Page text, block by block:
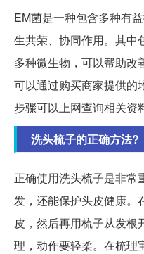
EM菌是一种包含多种有
生共荣、协同作用。其中
多种微生物，可以帮助改
可以通过购买商家提供的
步骤可以上网查询相关资
洗头梳子的正确方法?
正确使用洗头梳子是非常
发，还能保护头皮健康。
皮，然后再用梳子从发
理，动作要轻柔。在梳理